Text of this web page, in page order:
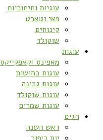
עוגיות וחיתוכיות
פאי וטארט
קינוחים
שוקולד
עוגות
מאפינס וקאפקייקס
עוגות בחושות
עוגות גבינה
עוגות שוקולד
עוגות שמרים
חגים
ראש השנה